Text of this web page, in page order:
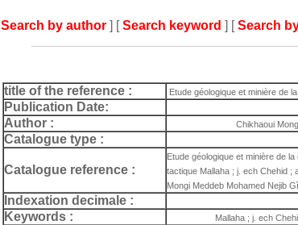
Search by author ] [Search keyword ] [Search
title of the reference : Etude géologique et minière de
Publication Date:
Author : Chikhaoui
Catalogue type :
Catalogue reference :
Etude géologique et minière de
tactique Mallaha ; j. ech Chehid ;
Mongi Meddeb Mohamed Nejib
Indexation decimale :
Keywords : Mallaha ; j. ech